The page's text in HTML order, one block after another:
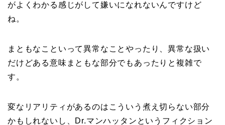
がよくわかる感じがして嫌いになれないんですけど
ね。
まともなこといって異常なことやったり、異常な扱い
だけどある意味まともな部分でもあったりと複雑で
す。
変なリアリティがあるのはこういう煮え切らない部分
かもしれないし、Dr.マンハッタンというフィクション